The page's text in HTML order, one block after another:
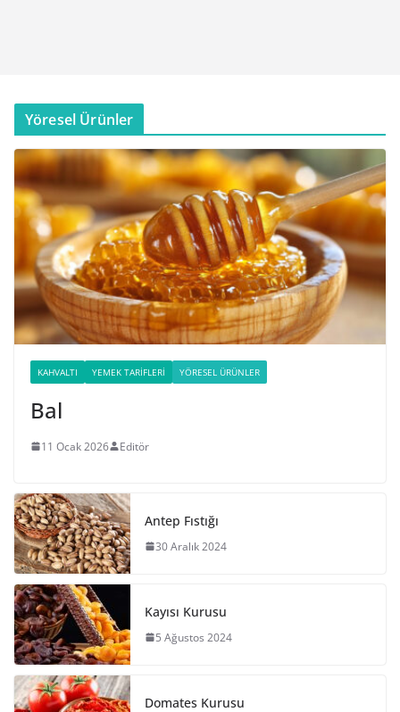
Yöresel Ürünler
KAHVALTI YEMEK TARIFLERI YÖRESEL ÜRÜNLER
Bal
11 Ocak 2026 Editör
Antep Fıstığı
30 Aralık 2024
Kayısı Kurusu
5 Ağustos 2024
Domates Kurusu